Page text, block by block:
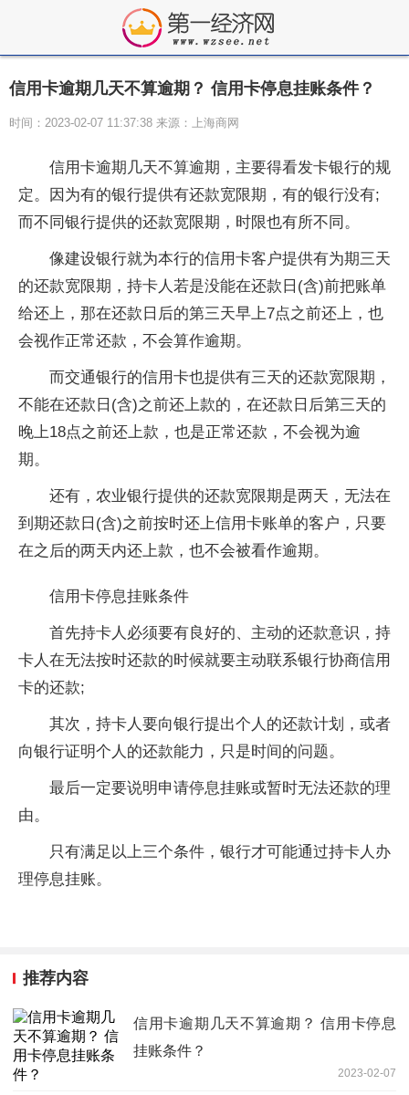
信用卡逾期几天不算逾期？ 信用卡停息挂账条件？
时间：2023-02-07 11:37:38 来源：上海商网
信用卡逾期几天不算逾期，主要得看发卡银行的规
定。因为有的银行提供有还款宽限期，有的银行没有;
而不同银行提供的还款宽限期，时限也有所不同。
像建设银行就为本行的信用卡客户提供有为期三天
的还款宽限期，持卡人若是没能在还款日(含)前把账单
给还上，那在还款日后的第三天早上7点之前还上，也
会视作正常还款，不会算作逾期。
而交通银行的信用卡也提供有三天的还款宽限期，
不能在还款日(含)之前还上款的，在还款日后第三天的
晚上18点之前还上款，也是正常还款，不会视为逾
期。
还有，农业银行提供的还款宽限期是两天，无法在
到期还款日(含)之前按时还上信用卡账单的客户，只要
在之后的两天内还上款，也不会被看作逾期。
信用卡停息挂账条件
首先持卡人必须要有良好的、主动的还款意识，持
卡人在无法按时还款的时候就要主动联系银行协商信用
卡的还款;
其次，持卡人要向银行提出个人的还款计划，或者
向银行证明个人的还款能力，只是时间的问题。
最后一定要说明申请停息挂账或暂时无法还款的理
由。
只有满足以上三个条件，银行才可能通过持卡人办
理停息挂账。
推荐内容
信用卡逾期几天不算逾期？ 信用卡停息
挂账条件？
2023-02-07